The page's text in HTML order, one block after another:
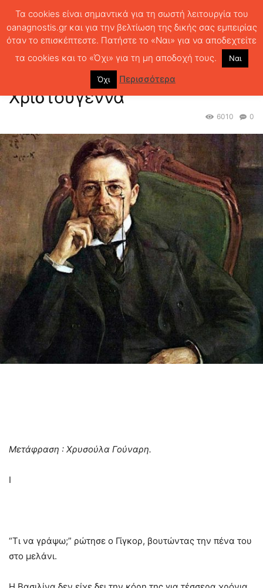
ΚΕΙΜΕΝΑ ΛΟΓΟΤΕΧΝΙΑΣ
Άντον Τσέχωφ “Τα
Χριστούγεννα”
Άντον Τσέχωφ “Τα
Χριστούγεννα”
0
6010
Μετάφραση : Χρυσούλα Γούναρη.
I
“Τι να γράψω;” ρώτησε ο Γίγκορ, βουτώντας την πένα του
στο μελάνι.
Τα cookies είναι σημαντικά για τη σωστή λειτουργία του
oanagnostis.gr και για την βελτίωση της δικής σας εμπειρίας
όταν το επισκέπτεστε. Πατήστε το «Ναι» για να αποδεχτείτε
τα cookies και το «Όχι» για τη μη αποδοχή τους.
Ναι
Όχι Περισσότερα